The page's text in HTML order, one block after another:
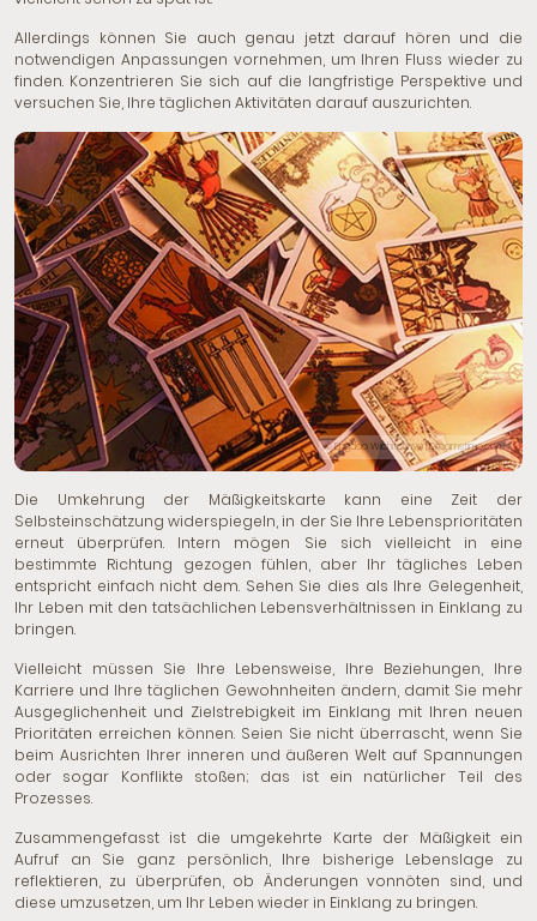
Allerdings können Sie auch genau jetzt darauf hören und die
notwendigen Anpassungen vornehmen, um Ihren Fluss wieder zu
finden. Konzentrieren Sie sich auf die langfristige Perspektive und
versuchen Sie, Ihre täglichen Aktivitäten darauf auszurichten.
© Engdao Wichitpunya | Dreamstime.com
Die Umkehrung der Mäßigkeitskarte kann eine Zeit der
Selbsteinschätzung widerspiegeln, in der Sie Ihre Lebensprioritäten
erneut überprüfen. Intern mögen Sie sich vielleicht in eine
bestimmte Richtung gezogen fühlen, aber Ihr tägliches Leben
entspricht einfach nicht dem. Sehen Sie dies als Ihre Gelegenheit,
Ihr Leben mit den tatsächlichen Lebensverhältnissen in Einklang zu
bringen.
Vielleicht müssen Sie Ihre Lebensweise, Ihre Beziehungen, Ihre
Karriere und Ihre täglichen Gewohnheiten ändern, damit Sie mehr
Ausgeglichenheit und Zielstrebigkeit im Einklang mit Ihren neuen
Prioritäten erreichen können. Seien Sie nicht überrascht, wenn Sie
beim Ausrichten Ihrer inneren und äußeren Welt auf Spannungen
oder sogar Konflikte stoßen; das ist ein natürlicher Teil des
Prozesses.
Zusammengefasst ist die umgekehrte Karte der Mäßigkeit ein
Aufruf an Sie ganz persönlich, Ihre bisherige Lebenslage zu
reflektieren, zu überprüfen, ob Änderungen vonnöten sind, und
diese umzusetzen, um Ihr Leben wieder in Einklang zu bringen.